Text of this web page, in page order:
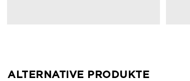
ALTERNATIVE PRODUKTE